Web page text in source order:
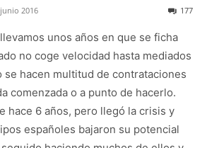
2016 177
unos años en que se ficha
no coge velocidad hasta mediados
se hacen multitud de contrataciones
comenzada o a punto de hacerlo.
hace 6 años, pero llegó la crisis y
españoles bajaron su potencial